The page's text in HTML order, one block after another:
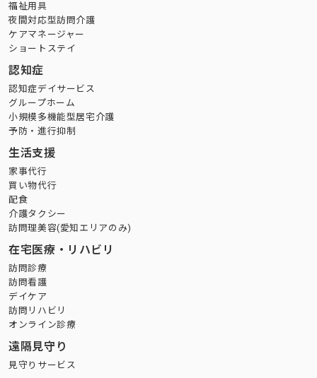
福祉用具
夜間対応型訪問介護
ケアマネージャー
ショートステイ
認知症
認知症デイサービス
グループホーム
小規模多機能型居宅介護
予防・進行抑制
生活支援
家事代行
買い物代行
配食
介護タクシー
訪問理美容(愛知エリアのみ)
在宅医療・リハビリ
訪問診療
訪問看護
デイケア
訪問リハビリ
オンライン診療
遠隔見守り
見守りサービス